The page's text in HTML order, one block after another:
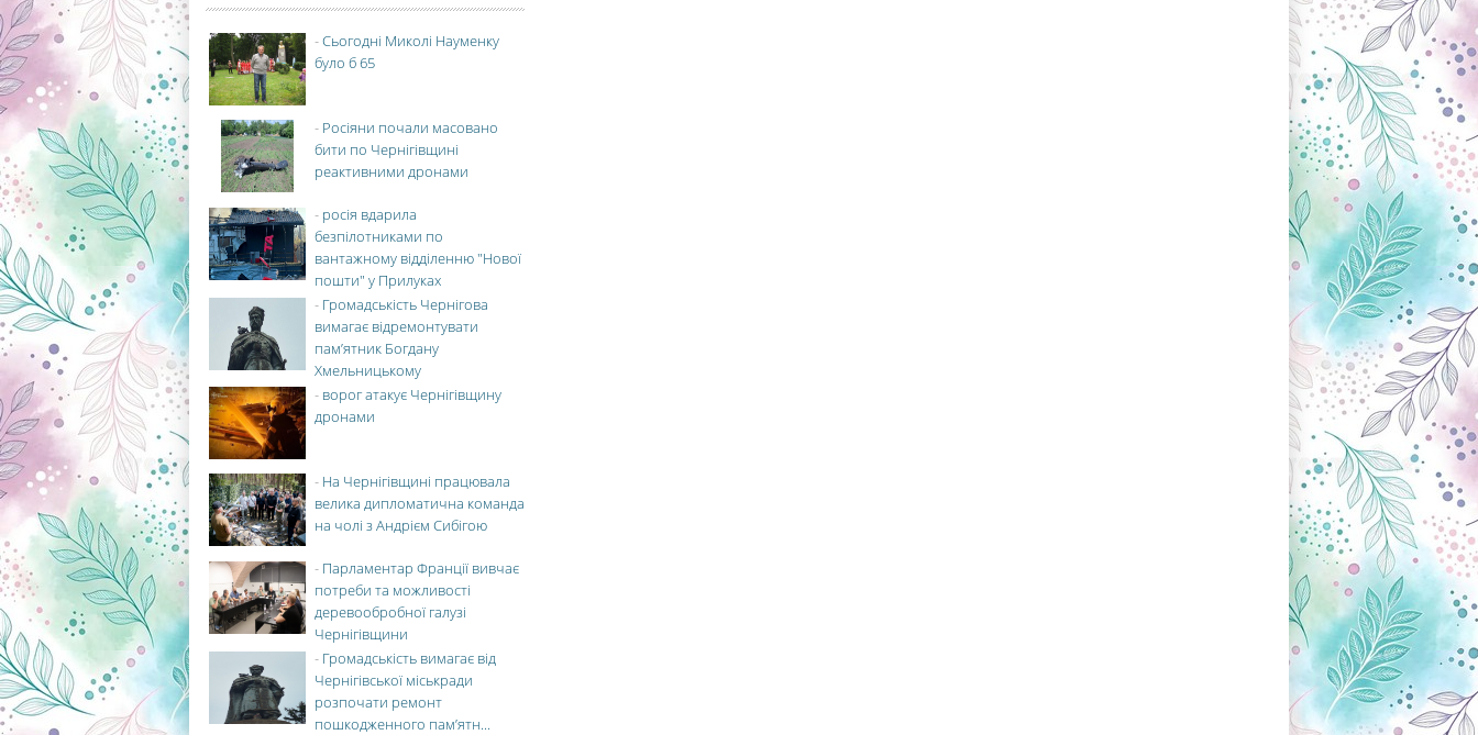
-Сьогодні Миколі Науменку
було б 65
- Росіяни почали масовано
бити по Чернігівщині
реактивними дронами
- росія вдарила
безпілотниками по
вантажному відділенню "Нової
пошти" у Прилуках
- Громадськість Чернігова
вимагає відремонтувати
пам’ятник Богдану
Хмельницькому
- ворог атакує Чернігівщину
дронами
- На Чернігівщині працювала
велика дипломатична команда
на чолі з Андрієм Сибігою
- Парламентар Франції вивчає
потреби та можливості
деревообробної галузі
Чернігівщини
- Громадськість вимагає від
Чернігівської міськради
розпочати ремонт
пошкодженного пам’ятн...